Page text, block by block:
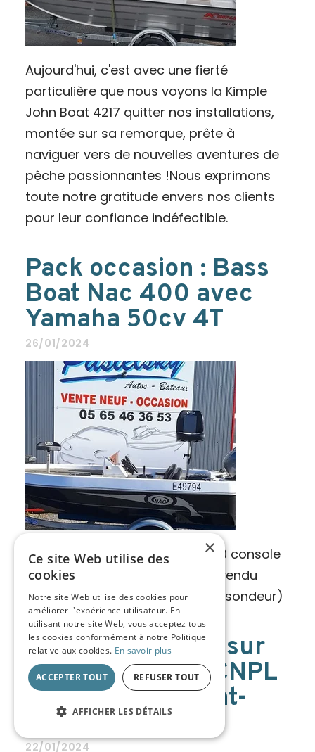
Aujourd'hui, c'est avec une fierté
particulière que nous voyons la Kimple
John Boat 4217 quitter nos installations,
montée sur sa remorque, prête à
naviguer vers de nouvelles aventures de
pêche passionnantes !Nous exprimons
toute notre gratitude envers nos clients
pour leur confiance indéfectible.
Pack occasion : Bass
Boat Nac 400 avec
Yamaha 50cv 4T
26/01/2024
Beau pack d'occasion ! Nac 400 console
Ensemble 1ère main état neuf (vendu
sans moteur électrique et sans sondeur)
Retour en image sur
le week-end du CNPL
2024 de clermont-
Ferrand !
22/01/2024
×
Ce site Web utilise des
cookies
Notre site Web utilise des cookies pour
améliorer l'expérience utilisateur. En
utilisant notre site Web, vous acceptez tous
les cookies conformément à notre Politique
relative aux cookies. En savoir plus
ACCEPTER TOUT REFUSER TOUT
AFFICHER LES DÉTAILS